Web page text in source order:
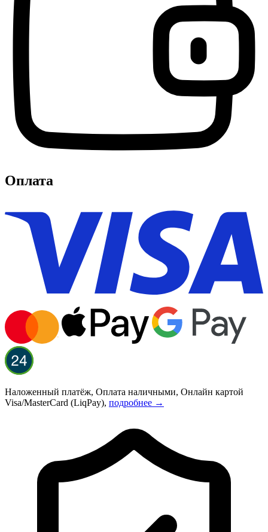
Оплата
Наложенный платёж, Оплата наличными, Онлайн картой
Visa/MasterCard (LiqPay), подробнее →